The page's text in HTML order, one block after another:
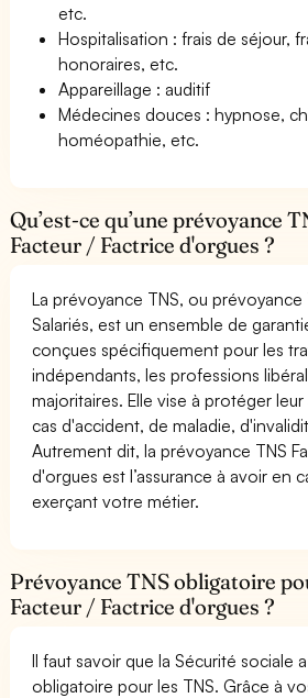
etc.
Hospitalisation : frais de séjour,
honoraires, etc.
Appareillage : auditif
Médecines douces : hypnose,
homéopathie, etc.
Qu’est-ce qu’une prévoyance
Facteur / Factrice d'orgues ?
La prévoyance TNS, ou prévoyance
Salariés, est un ensemble de
conçues spécifiquement pour les
indépendants, les professions
majoritaires. Elle vise à protéger
cas d'accident, de maladie,
Autrement dit, la prévoyance TNS
d'orgues est l’assurance à avoir en
exerçant votre métier.
Prévoyance TNS obligatoire
Facteur / Factrice d'orgues ?
Il faut savoir que la Sécurité sociale
obligatoire pour les TNS. Grâce à